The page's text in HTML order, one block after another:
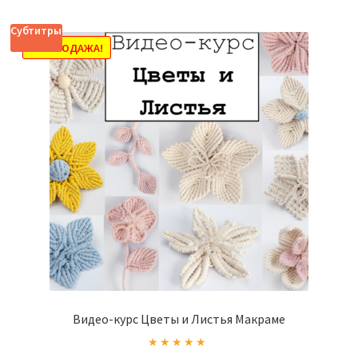
Субтитры
Видео-курс Цветы и Листья Макраме
РАСПРОДАЖА!